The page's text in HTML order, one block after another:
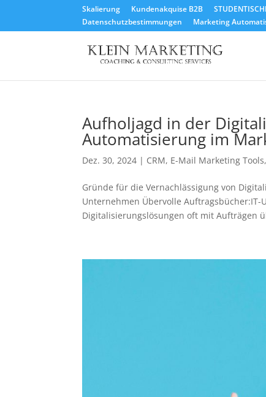
Skalierung Kundenakquise B2B
Datenschutzbestimmungen
Marketing
Aufholjagd in der
Automatisierung im
Dez. 30, 2024 | CRM, E-Mail Marketing Tools,
Gründe für die Vernachlässigung von
Unternehmen Übervolle
Digitalisierungslösungen oft mit Aufträgen